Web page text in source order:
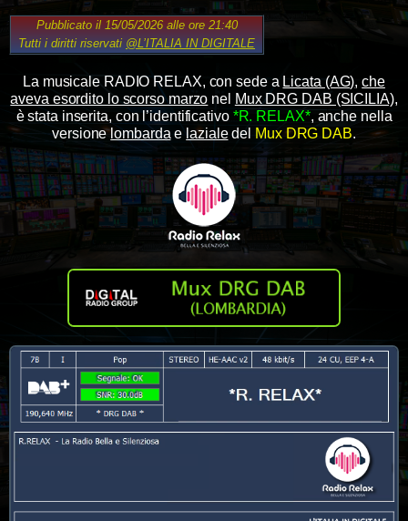
Pubblicato il 15/05/2026 alle ore 21:40
Tutti i diritti riservati @L’ITALIA IN DIGITALE
La musicale RADIO RELAX, con sede a Licata (AG),che
aveva esordito lo scorso marzo nel Mux DRG DAB (SICILIA),
è stata inserita, con l’identificativo *R. RELAX*, anche nella
versione lombarda e lazialedel Mux DRG DAB.